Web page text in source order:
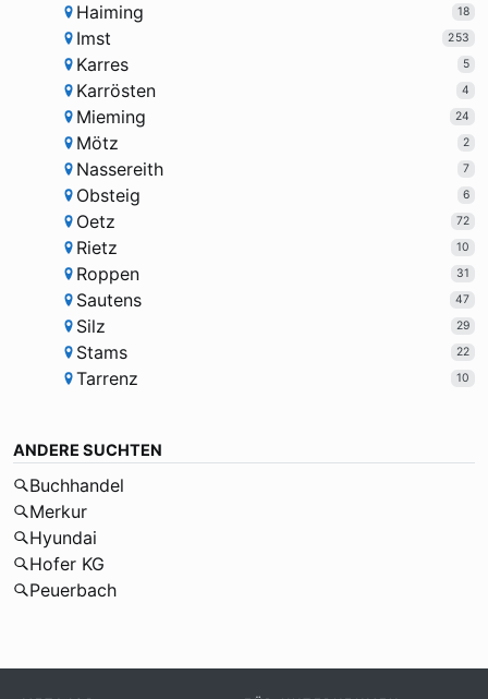
Haiming 18
Imst 253
Karres 5
Karrösten 4
Mieming 24
Mötz 2
Nassereith 7
Obsteig 6
Oetz 72
Rietz 10
Roppen 31
Sautens 47
Silz 29
Stams 22
Tarrenz 10
ANDERE SUCHTEN
Buchhandel
Merkur
Hyundai
Hofer KG
Peuerbach